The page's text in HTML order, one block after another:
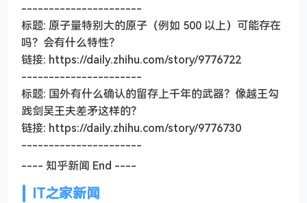
----------------------
标题: 原子量特别大的原子（例如 500 以上）可能存在
吗？会有什么特性？
链接: https://daily.zhihu.com/story/9776722
----------------------
标题: 国外有什么确认的留存上千年的武器？像越王勾
践剑吴王夫差矛这样的？
链接: https://daily.zhihu.com/story/9776730
----------------------
---- 知乎新闻 End ----
IT之家新闻